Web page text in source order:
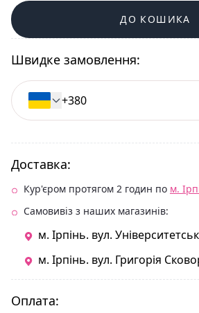
ДО КОШИКА
Швидке замовлення:
Доставка:
Кур'єром протягом 2 годин по м.
Самовивіз з наших магазинів:
м. Ірпінь. вул.
м. Ірпінь. вул. Григорія
Оплата: